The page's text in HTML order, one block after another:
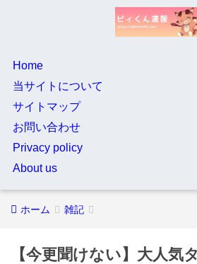
Home
当サイトについて
サイトマップ
お問い合わせ
Privacy policy
About us
ホーム 雑記
【今更聞けない】大人気